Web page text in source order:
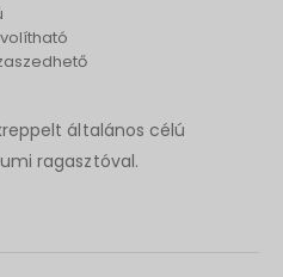
általános célú
ragasztóval.